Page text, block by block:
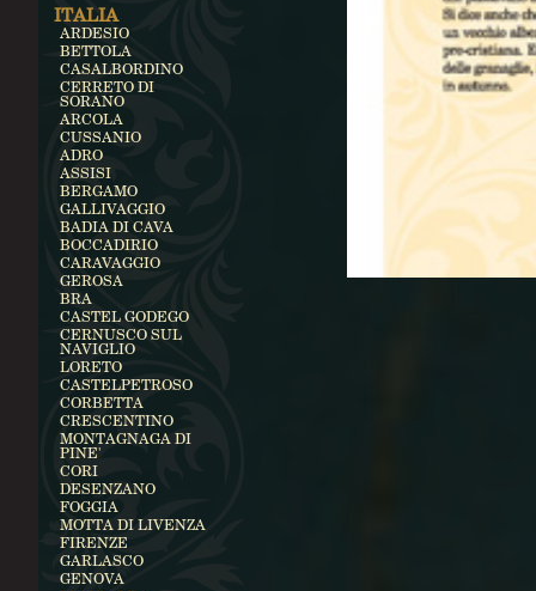
ITALIA
ARDESIO
BETTOLA
CASALBORDINO
CERRETO DI
SORANO
ARCOLA
CUSSANIO
ADRO
ASSISI
BERGAMO
GALLIVAGGIO
BADIA DI CAVA
BOCCADIRIO
CARAVAGGIO
GEROSA
BRA
CASTEL GODEGO
CERNUSCO SUL
NAVIGLIO
LORETO
CASTELPETROSO
CORBETTA
CRESCENTINO
MONTAGNAGA DI
PINE'
CORI
DESENZANO
FOGGIA
MOTTA DI LIVENZA
FIRENZE
GARLASCO
GENOVA